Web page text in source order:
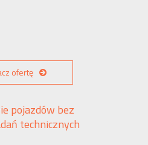
ofertę
pojazdów bez
technicznych